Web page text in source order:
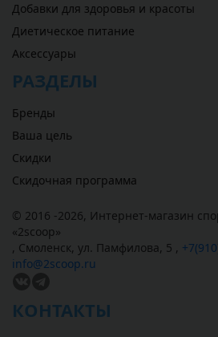
Добавки для здоровья и красоты
Диетическое питание
Аксессуары
РАЗДЕЛЫ
Бренды
Ваша цель
Скидки
Скидочная программа
© 2016 -2026, Интернет-магазин
«2scoop»
, Смоленск, ул. Памфилова, 5 ,
info@2scoop.ru
КОНТАКТЫ